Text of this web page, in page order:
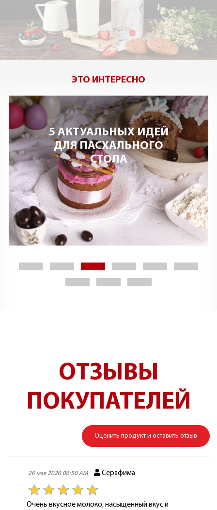
ЭТО ИНТЕРЕСНО
5 АКТУАЛЬНЫХ ИДЕЙ
ДЛЯ ПАСХАЛЬНОГО
СТОЛА
ОТЗЫВЫ
ПОКУПАТЕЛЕЙ
Оценить продукт и оставить отзыв
26 мая 2026 06:50 AM Серафима
Очень вкусное молоко, насыщенный вкус и